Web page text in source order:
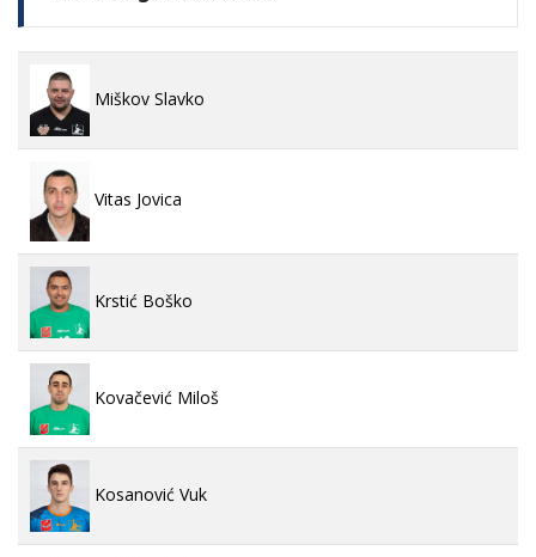
Miškov Slavko
Vitas Jovica
Krstić Boško
Kovačević Miloš
Kosanović Vuk